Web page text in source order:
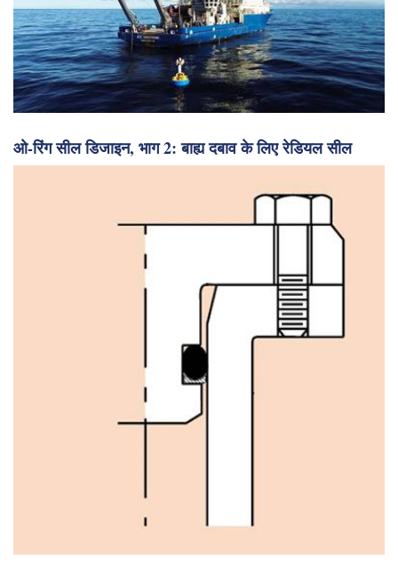
ओ-रिंग सील डिजाइन, भाग 2: बाह्य दबाव के लिए रेडियल सील